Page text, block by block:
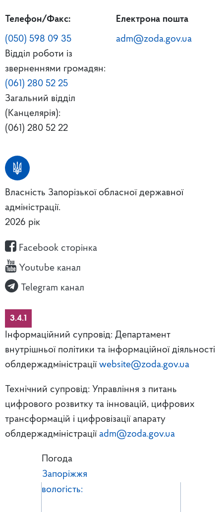
Телефон/Факс:
(050) 598 09 35
Відділ роботи із
зверненнями громадян:
(061) 280 52 25
Загальний відділ
(Канцелярія):
(061) 280 52 22
Електрона пошта
adm@zoda.gov.ua
Власність Запорізької обласної державної
адміністрації.
2026 рік
Facebook сторінка
Youtube канал
Telegram канал
3.4.1
Інформаційний супровід: Департамент
внутрішньої політики та інформаційної діяльності
облдержадміністрації website@zoda.gov.ua
Технічний супровід: Управління з питань
цифрового розвитку та інновацій, цифрових
трансформацій і цифровізації апарату
облдержадміністрації adm@zoda.gov.ua
Погода
Запоріжжя
вологість: